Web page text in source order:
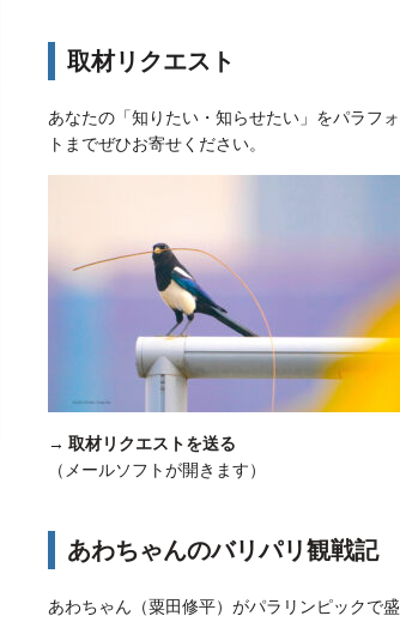
取材リクエスト
あなたの「知りたい・知らせたい」をパラフォ
トまでぜひお寄せください。
→ 取材リクエストを送る
（メールソフトが開きます）
あわちゃんのバリパリ観戦記
あわちゃん（粟田修平）がパラリンピックで盛